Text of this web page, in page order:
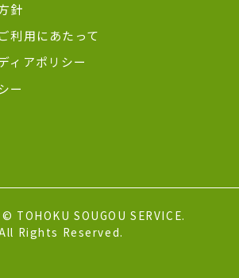
針
利用にあたって
ィアポリシー
ー
TOHOKU SOUGOU SERVICE.
Rights Reserved.